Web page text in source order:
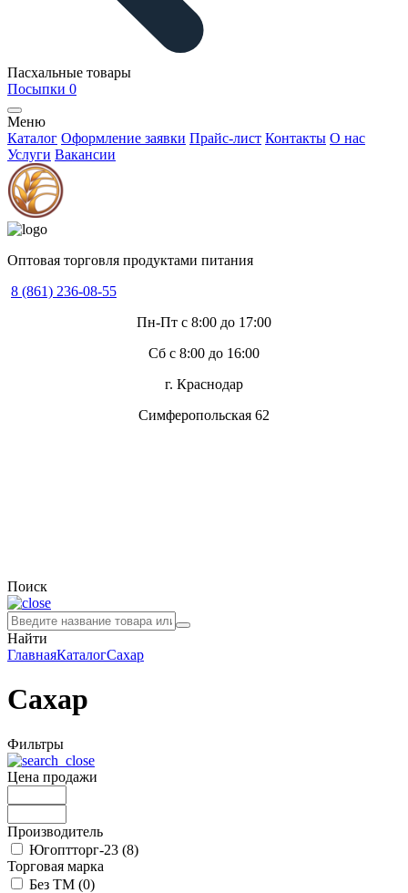
Пасхальные товары
Посыпки 0
Меню
Каталог Оформление заявки Прайс-лист Контакты О нас
Услуги Вакансии
Оптовая торговля продуктами питания
8 (861) 236-08-55
Пн-Пт с 8:00 до 17:00
Сб с 8:00 до 16:00
г. Краснодар
Симферопольская 62
Поиск
Найти
ГлавнаяКаталогСахар
Сахар
Фильтры
Цена продажи
Производитель
Югоптторг-23 (8)
Торговая марка
Без ТМ (0)